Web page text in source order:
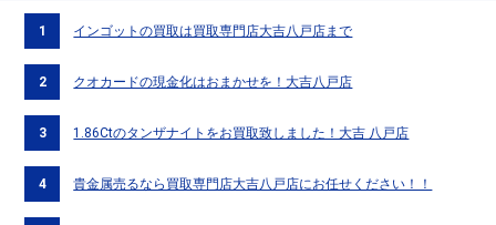
1 インゴットの買取は買取専門店大吉八戸店まで
2 クオカードの現金化はおまかせを！大吉八戸店
3 1.86Ctのタンザナイトをお買取致しました！大吉 八戸店
4 貴金属売るなら買取専門店大吉八戸店にお任せください！！